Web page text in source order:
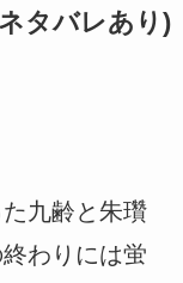
タバレあり)
九齢と朱瓚
わりには蛍